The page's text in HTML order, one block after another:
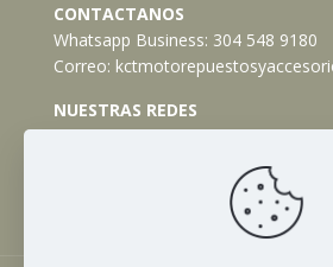
CONTACTANOS
Whatsapp Business: 304 548 9180
Correo:
NUESTRAS REDES
Facebook